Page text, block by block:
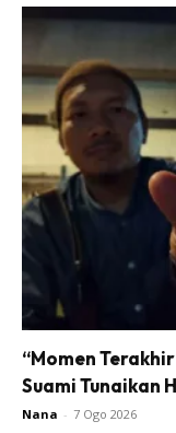
“Arwah ayah dulu
beratkan dia. Dia
tak boleh perintah-
anak pula jatuh
Mak kena selalu
gini.
“Momen
Suami Tunaikan
Nana - 7 Ogo 2026